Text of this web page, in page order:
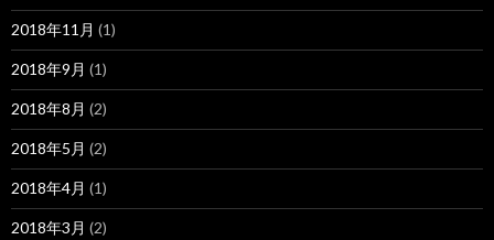
2018年11月 (1)
2018年9月 (1)
2018年8月 (2)
2018年5月 (2)
2018年4月 (1)
2018年3月 (2)